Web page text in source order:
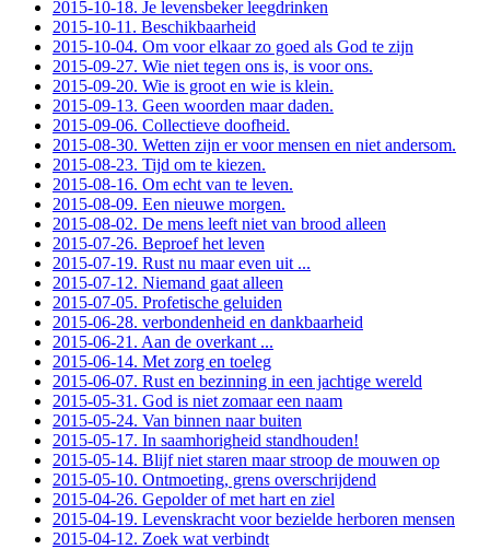
2015-10-18. Je levensbeker leegdrinken
2015-10-11. Beschikbaarheid
2015-10-04. Om voor elkaar zo goed als God te zijn
2015-09-27. Wie niet tegen ons is, is voor ons.
2015-09-20. Wie is groot en wie is klein.
2015-09-13. Geen woorden maar daden.
2015-09-06. Collectieve doofheid.
2015-08-30. Wetten zijn er voor mensen en niet andersom.
2015-08-23. Tijd om te kiezen.
2015-08-16. Om echt van te leven.
2015-08-09. Een nieuwe morgen.
2015-08-02. De mens leeft niet van brood alleen
2015-07-26. Beproef het leven
2015-07-19. Rust nu maar even uit ...
2015-07-12. Niemand gaat alleen
2015-07-05. Profetische geluiden
2015-06-28. verbondenheid en dankbaarheid
2015-06-21. Aan de overkant ...
2015-06-14. Met zorg en toeleg
2015-06-07. Rust en bezinning in een jachtige wereld
2015-05-31. God is niet zomaar een naam
2015-05-24. Van binnen naar buiten
2015-05-17. In saamhorigheid standhouden!
2015-05-14. Blijf niet staren maar stroop de mouwen op
2015-05-10. Ontmoeting, grens overschrijdend
2015-04-26. Gepolder of met hart en ziel
2015-04-19. Levenskracht voor bezielde herboren mensen
2015-04-12. Zoek wat verbindt